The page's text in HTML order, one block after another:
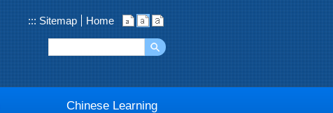
::: Sitemap Home
Chinese Learning